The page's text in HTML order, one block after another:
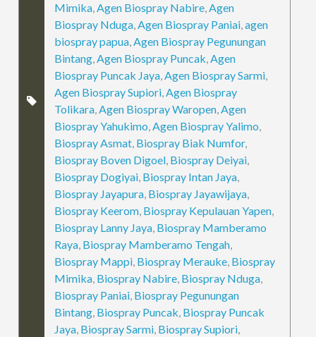
Mimika,Agen Biospray Nabire,Agen
Biospray Nduga,Agen Biospray Paniai,agen
biospray papua,Agen Biospray Pegunungan
Bintang,Agen Biospray Puncak,Agen
Biospray Puncak Jaya,Agen Biospray Sarmi,
Agen Biospray Supiori,Agen Biospray
Tolikara,Agen Biospray Waropen,Agen
Biospray Yahukimo,Agen Biospray Yalimo,
Biospray Asmat, Biospray Biak Numfor,
Biospray Boven Digoel, Biospray Deiyai,
Biospray Dogiyai, Biospray Intan Jaya,
Biospray Jayapura, Biospray Jayawijaya,
Biospray Keerom, Biospray Kepulauan Yapen,
Biospray Lanny Jaya, Biospray Mamberamo
Raya, Biospray Mamberamo Tengah,
Biospray Mappi, Biospray Merauke, Biospray
Mimika, Biospray Nabire, Biospray Nduga,
Biospray Paniai, Biospray Pegunungan
Bintang, Biospray Puncak, Biospray Puncak
Jaya, Biospray Sarmi, Biospray Supiori,